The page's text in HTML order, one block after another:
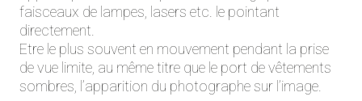
faisceaux de lampes, lasers etc. le pointant
directement.
Etre le plus souvent en mouvement pendant la prise
de vue limite, au même titre que le port de vêtements
sombres, l’apparition du photographe sur l’image.